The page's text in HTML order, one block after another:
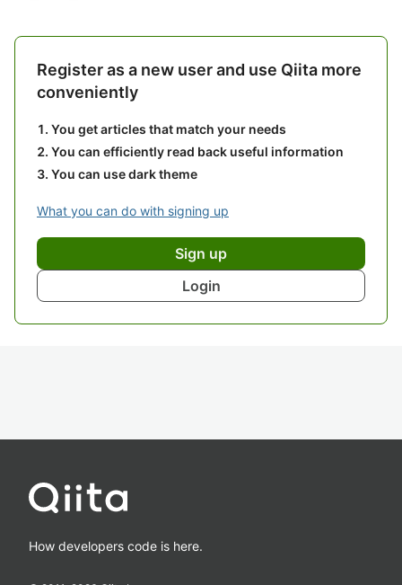
Register as a new user and use Qiita more
conveniently
You get articles that match your needs
You can efficiently read back useful information
You can use dark theme
What you can do with signing up
Sign up
Login
How developers code is here.